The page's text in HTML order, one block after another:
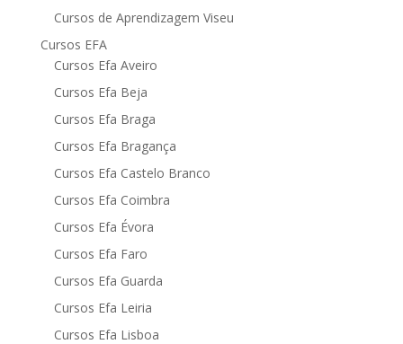
Cursos de Aprendizagem Viseu
Cursos EFA
Cursos Efa Aveiro
Cursos Efa Beja
Cursos Efa Braga
Cursos Efa Bragança
Cursos Efa Castelo Branco
Cursos Efa Coimbra
Cursos Efa Évora
Cursos Efa Faro
Cursos Efa Guarda
Cursos Efa Leiria
Cursos Efa Lisboa